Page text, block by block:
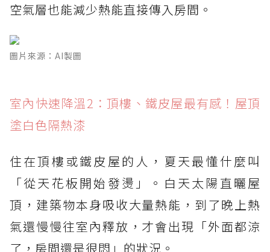
空氣層也能減少熱能直接傳入房間。
圖片來源：AI製圖
室內快速降溫2：頂樓、鐵皮屋最有感！屋頂
塗白色隔熱漆
住在頂樓或鐵皮屋的人，夏天最懂什麼叫
「從天花板開始發燙」。白天太陽直曬屋
頂，建築物本身吸收大量熱能，到了晚上熱
氣還慢慢往室內釋放，才會出現「外面都涼
了，房間還是很悶」的狀況。